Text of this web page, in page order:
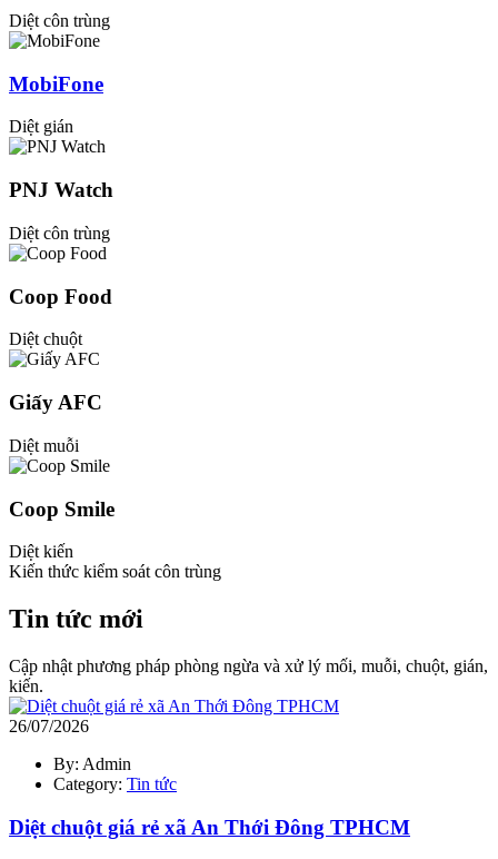
Diệt côn trùng
MobiFone
Diệt gián
PNJ Watch
Diệt côn trùng
Coop Food
Diệt chuột
Giấy AFC
Diệt muỗi
Coop Smile
Diệt kiến
Kiến thức kiểm soát côn trùng
Tin tức mới
Cập nhật phương pháp phòng ngừa và xử lý mối, muỗi, chuột, gián,
kiến.
26/07/2026
By: Admin
Category: Tin tức
Diệt chuột giá rẻ xã An Thới Đông TPHCM